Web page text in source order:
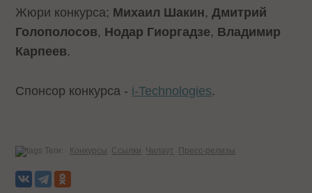
Жюри конкурса; Михаил Шакин,Дмитрий
Голополосов, Нодар Гиоргадзе, Владимир
Карпеев.
Спонсор конкурса - i-Technologies.
Теги: Конкурсы Ссылки Чилаут Пресс-релизы